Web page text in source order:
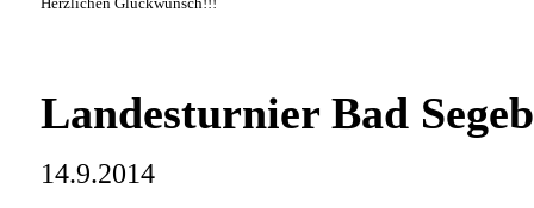
Landesturnier Bad
14.9.2014